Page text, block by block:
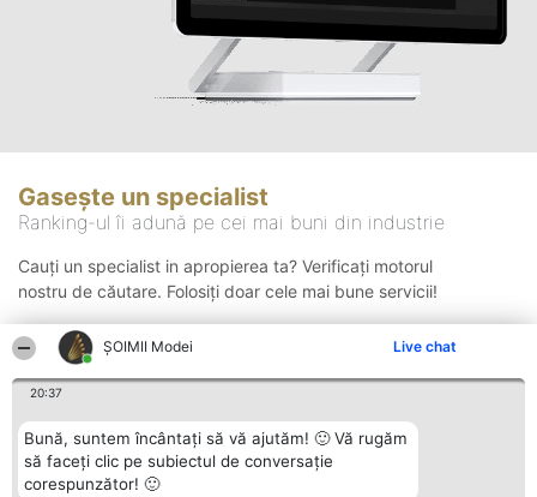
ȘOIMII Modei Live chat
20:37
Bună, suntem încântați să vă ajutăm! 🙂 Vă rugăm
să faceți clic pe subiectul de conversație
corespunzător! 🙂
Gasește un specialist
Ranking-ul îi adună pe cei mai buni din industrie
Cauți un specialist in apropierea ta? Verificați motorul
nostru de căutare. Folosiți doar cele mai bune servicii!